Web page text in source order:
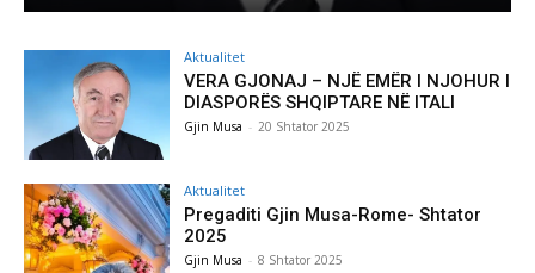
Aktualitet
VERA GJONAJ – NJË EMËR I NJOHUR I
DIASPORËS SHQIPTARE NË ITALI
Gjin Musa - 20 Shtator 2025
Aktualitet
Pregaditi Gjin Musa-Rome- Shtator
2025
Gjin Musa - 8 Shtator 2025